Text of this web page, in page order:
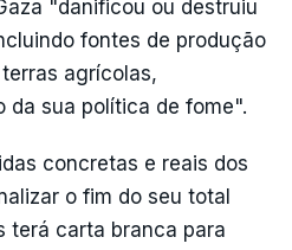
"danificou ou destruiu
fontes de produção
agrícolas,
da sua política de fome".
concretas e reais dos
o fim do seu total
terá carta branca para